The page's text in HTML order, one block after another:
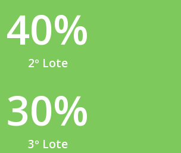
2º Lote
40%
3º Lote
30%